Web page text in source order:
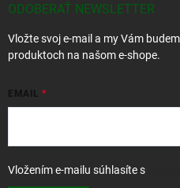
ODOBERAŤ NEWSLETTER
Vložte svoj e-mail a my Vám
produktoch na našom e-shope.
EMAIL
Vložením e-mailu súhlasíte s